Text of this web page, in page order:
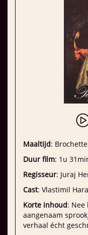
Maaltijd:
Duur film: 1u
Regisseur: Juraj
Cast: Vlastimil
Korte inhoud: Nee
aangenaam
verhaal écht